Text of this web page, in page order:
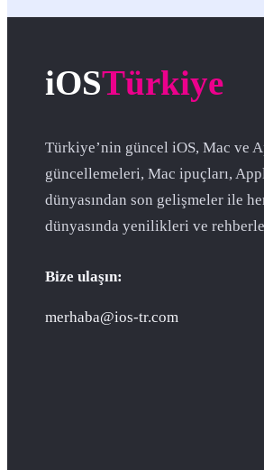
iOSTürkiye
Türkiye’nin güncel iOS, Mac ve
güncellemeleri, Mac ipuçları,
dünyasından son gelişmeler ile
dünyasında yenilikleri ve
Bize ulaşın:
merhaba@ios-tr.com